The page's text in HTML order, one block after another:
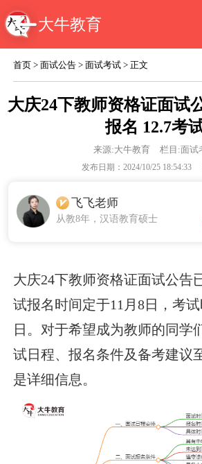
大牛教育
首页 >面试公告 >面试考试 > 正文
大庆24下教师资格证面试
报名 12.7考
来源:大牛教育 栏目:面试
发布日期：2024/10/25 18:54:33
飞飞老师
从教8年，汉语教育硕士
大庆24下教师资格证面试公告
试报名时间定于11月8日，考
日。对于希望成为教师的同学
试日程、报名条件及备考建议
是详细信息。